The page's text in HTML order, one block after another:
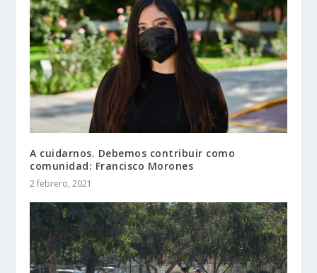
A cuidarnos. Debemos contribuir como
comunidad: Francisco Morones
2 febrero, 2021